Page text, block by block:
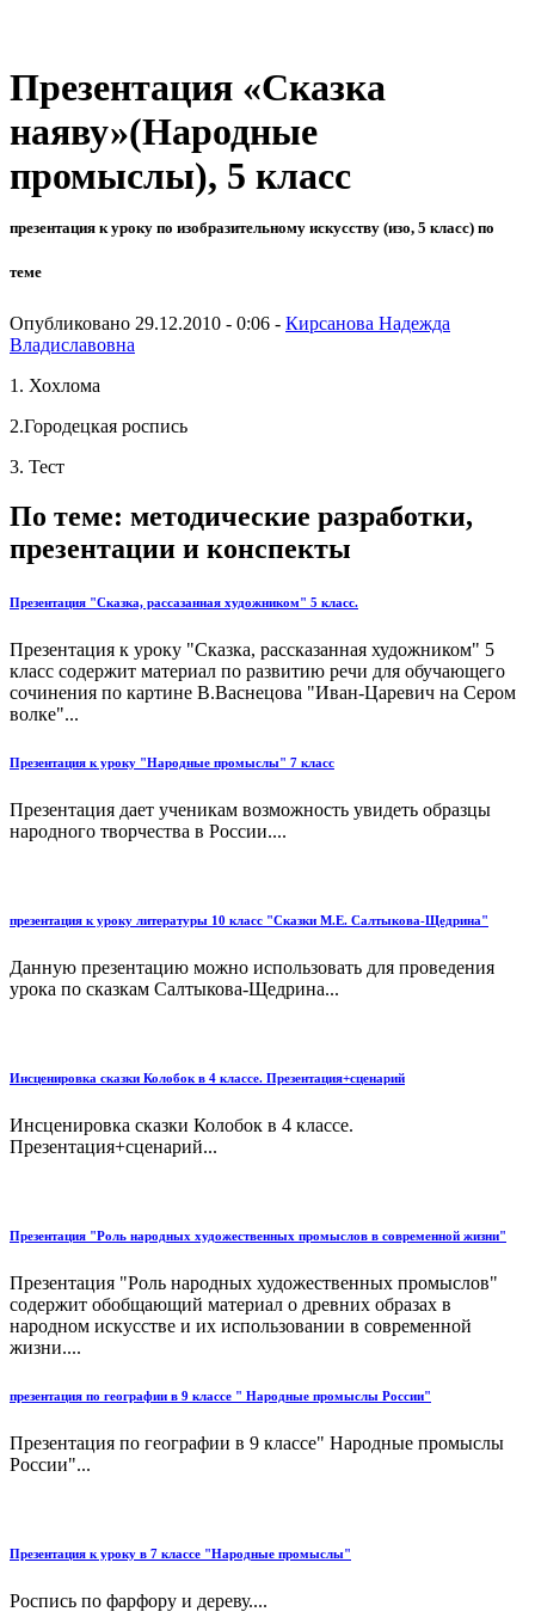
Презентация «Сказка
наяву»(Народные
промыслы), 5 класс
презентация к уроку по изобразительному искусству (изо, 5 класс) по
теме
Опубликовано 29.12.2010 - 0:06 - Кирсанова Надежда
Владиславовна
1. Хохлома
2.Городецкая роспись
3. Тест
По теме: методические разработки,
презентации и конспекты
Презентация "Сказка, рассазанная художником" 5 класс.
Презентация к уроку "Сказка, рассказанная художником" 5
класс содержит материал по развитию речи для обучающего
сочинения по картине В.Васнецова "Иван-Царевич на Сером
волке"...
Презентация к уроку "Народные промыслы" 7 класс
Презентация дает ученикам возможность увидеть образцы
народного творчества в России....
презентация к уроку литературы 10 класс "Сказки М.Е. Салтыкова-Щедрина"
Данную презентацию можно использовать для проведения
урока по сказкам Салтыкова-Щедрина...
Инсценировка сказки Колобок в 4 классе. Презентация+сценарий
Инсценировка сказки Колобок в 4 классе.
Презентация+сценарий...
Презентация "Роль народных художественных промыслов в современной жизни"
Презентация "Роль народных художественных промыслов"
содержит обобщающий материал о древних образах в
народном искусстве и их использовании в современной
жизни....
презентация по географии в 9 классе " Народные промыслы России"
Презентация по географии в 9 классе" Народные промыслы
России"...
Презентация к уроку в 7 классе "Народные промыслы"
Роспись по фарфору и дереву....